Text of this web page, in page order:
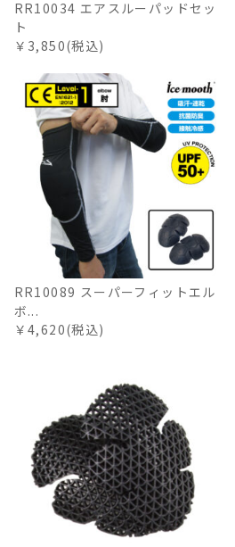
RR10034 エアスルーパッドセッ
ト
￥3,850(税込)
RR10089 スーパーフィットエル
ボ...
￥4,620(税込)